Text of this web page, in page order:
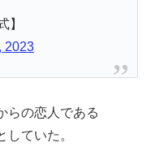
】
2023
らの恋人である
していた。